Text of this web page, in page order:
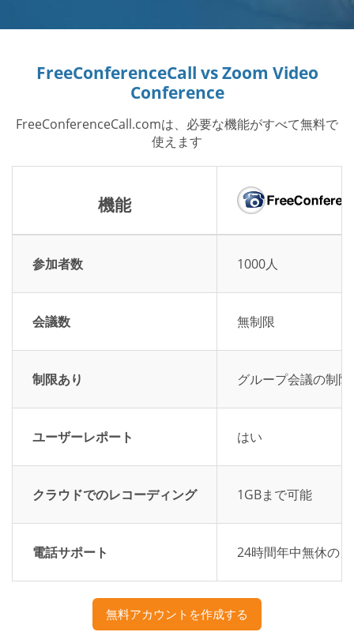
FreeConferenceCall vs Zoom Video
Conference
FreeConferenceCall.comは、必要な機能がすべて無料で
使えます
機能
参加者数 1000人
会議数 無制限
制限あり グループ会議の制
ユーザーレポート はい
クラウドでのレコーディング 1GBまで可能
電話サポート 24時間年中無休の
無料アカウントを作成する